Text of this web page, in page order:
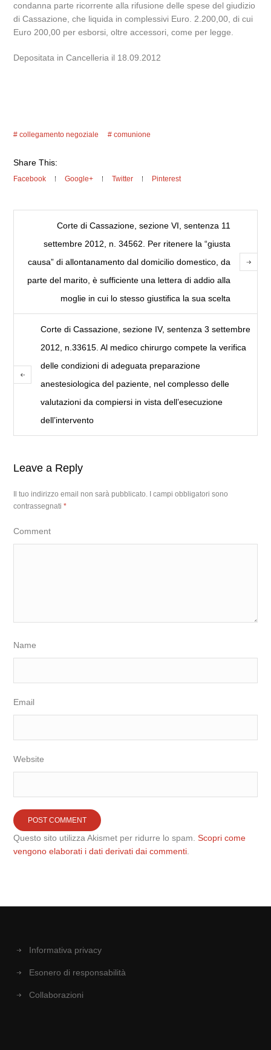
condanna parte ricorrente alla rifusione delle spese del giudizio
di Cassazione, che liquida in complessivi Euro. 2.200,00, di cui
Euro 200,00 per esborsi, oltre accessori, come per legge.
Depositata in Cancelleria il 18.09.2012
collegamento negoziale comunione
Share This:
Facebook Google+ Twitter Pinterest
Corte di Cassazione, sezione VI, sentenza 11
settembre 2012, n. 34562. Per ritenere la “giusta
causa” di allontanamento dal domicilio domestico, da
parte del marito, è sufficiente una lettera di addio alla
moglie in cui lo stesso giustifica la sua scelta
Corte di Cassazione, sezione IV, sentenza 3 settembre
2012, n.33615. Al medico chirurgo compete la verifica
delle condizioni di adeguata preparazione
anestesiologica del paziente, nel complesso delle
valutazioni da compiersi in vista dell’esecuzione
dell’intervento
Leave a Reply
Il tuo indirizzo email non sarà pubblicato.
I campi obbligatori sono
contrassegnati*
Comment
Name
Email
Website
Questo sito utilizza Akismet per ridurre lo spam.Scopri come
vengono elaborati i dati derivati dai commenti
Informativa privacy
Esonero di responsabilità
Collaborazioni